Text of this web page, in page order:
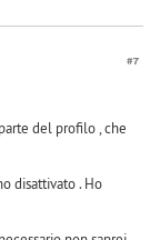
#7
del profilo , che
disattivato . Ho